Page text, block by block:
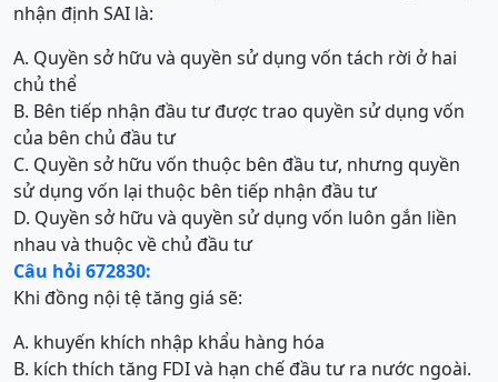
nhận định SAI là:
A. Quyền sở hữu và quyền sử dụng vốn tách rời ở hai
chủ thể
B. Bên tiếp nhận đầu tư được trao quyền sử dụng vốn
của bên chủ đầu tư
C. Quyền sở hữu vốn thuộc bên đầu tư, nhưng quyền
sử dụng vốn lại thuộc bên tiếp nhận đầu tư
D. Quyền sở hữu và quyền sử dụng vốn luôn gắn liền
nhau và thuộc về chủ đầu tư
Câu hỏi 672830:
Khi đồng nội tệ tăng giá sẽ:
A. khuyến khích nhập khẩu hàng hóa
B. kích thích tăng FDI và hạn chế đầu tư ra nước ngoài.